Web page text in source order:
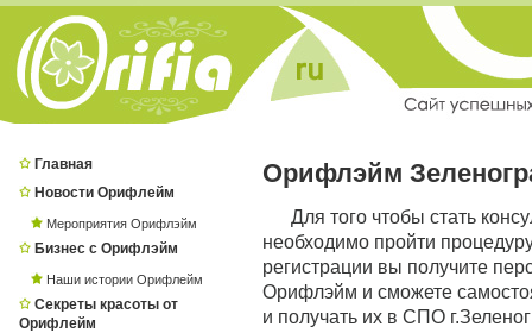
Главная
Новости Орифлейм
Мероприятия Орифлэйм
Бизнес с Орифлэйм
Наши истории Орифлейм
Секреты красоты от
Орифлейм
Орифлэйм
Для того чтобы стать
необходимо пройти
регистрации вы получите
Орифлэйм и сможете
и получать их в СПО